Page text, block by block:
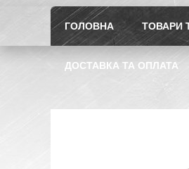
ГОЛОВНА ТОВАРИ
ДОСТАВКА ТА ОПЛАТА